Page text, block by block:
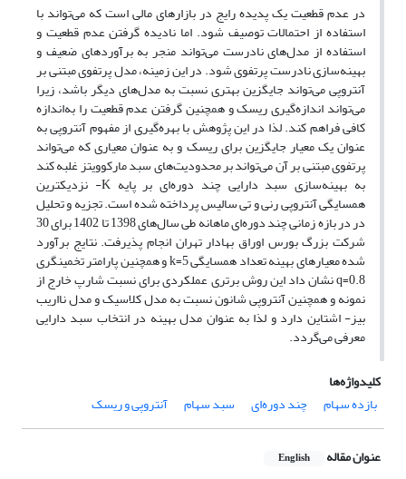
در عدم قطعیت یک پدیده رایج در بازارهای مالی است که می‌تواند با
استفاده از احتمالات توصیف شود. اما نادیده گرفتن عدم قطعیت و
استفاده از مدل‌های نادرست می‌تواند منجر به برآوردهای ضعیف و
بهینه‌سازی نادرست پرتفوی شود. در این زمینه، مدل پرتفوی مبتنی بر
آنتروپی می‌تواند جایگزین بهتری نسبت به مدل‌های دیگر باشد، زیرا
می‌تواند اندازه‌گیری ریسک و همچنین گرفتن عدم قطعیت را به‌اندازه
کافی فراهم کند. لذا در این پژوهش با بهره‌گیری از مفهوم آنتروپی به
عنوان یک معیار جایگزین برای ریسک و به عنوان معیاری که می‌تواند
پرتفوی مبتنی بر آن می‌تواند بر محدودیت‌های سبد مارکوویتز غلبه کند
به بهینه‌سازی سبد دارایی چند دوره‌ای بر پایه K- نزدیکترین
همسایگی آنتروپی رنی و تی سالیس پرداخته شده است. تجزیه و تحلیل
در در بازه زمانی چند دوره‌ای ماهانه طی سال‌های 1398 تا 1402 برای 30
شرکت بزرگ بورس اوراق بهادار تهران انجام پذیرفت. نتایج برآورد
شده معیارهای بهینه تعداد همسایگی‌ k=5 و همچنین پارامتر تخمینگری
q=0.8 نشان داد این روش برتری عملکردی برای نسبت شارپ خارج از
نمونه و همچنین آنتروپی شانون نسبت به مدل‌ کلاسیک و مدل نااریب
بیز- اشتاین دارد و لذا به عنوان مدل بهینه در انتخاب سبد دارایی
معرفی می‌گردد.
کلیدواژه‌ها
بازده سهام
چند دوره‌ای سبد سهام آنتروپی و ریسک
عنوان مقاله English